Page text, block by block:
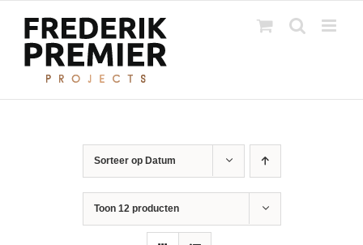
inhoud
Sorteer op Datum
Toon 12 producten